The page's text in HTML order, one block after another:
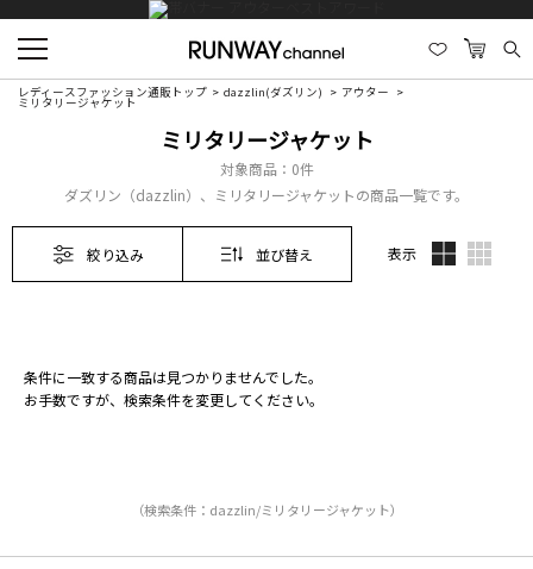
レディースファッション通販トップ dazzlin(ダズリン) アウター
ミリタリージャケット
ミリタリージャケット
対象商品： 0件
ダズリン（dazzlin）、ミリタリージャケットの商品一覧です。
絞り込み 並び替え 表示
条件に一致する商品は見つかりませんでした。
お手数ですが、検索条件を変更してください。
（検索条件：dazzlin/ミリタリージャケット）